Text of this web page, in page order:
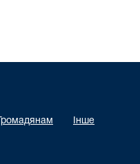
Громадянам Інше